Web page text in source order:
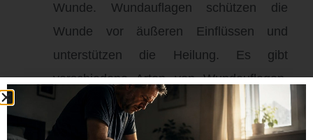
Wunde. Wundauflagen schützen die
Wunde vor äußeren Einflüssen und
unterstützen die Heilung. Es gibt
verschiedene Arten von Wundauflagen,
wie zum Beispiel Schaumstoffauflagen
oder Hydrokolloide. Wählen Sie die für